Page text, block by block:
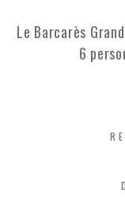
Le Barcarès
6